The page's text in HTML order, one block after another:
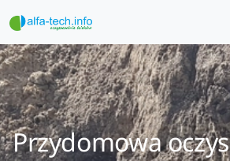
Przydomowa